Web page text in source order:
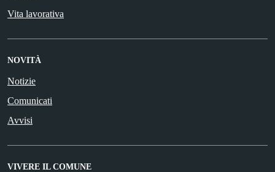
Vita lavorativa
NOVITÀ
Notizie
Comunicati
Avvisi
VIVERE IL COMUNE